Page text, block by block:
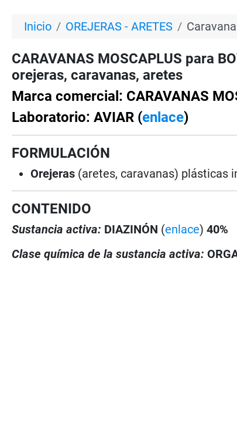
Inicio OREJERAS - ARETES
CARAVANAS MOSCAPLUS para
orejeras, caravanas, aretes
Marca comercial: CARAVANAS
Laboratorio: AVIAR (enlace)
FORMULACIÓN
Orejeras (aretes, caravanas) plásticas
CONTENIDO
Sustancia activa: DIAZINÓN (enlace)40%
Clase química de la sustancia activa: